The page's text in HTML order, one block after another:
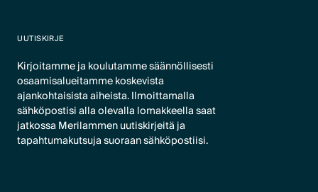
UUTISKIRJE
Kirjoitamme ja koulutamme säännöllisesti
osaamisalueitamme koskevista
ajankohtaisista aiheista. Ilmoittamalla
sähköpostisi alla olevalla lomakkeella saat
jatkossa Merilammen uutiskirjeitä ja
tapahtumakutsuja suoraan sähköpostiisi.